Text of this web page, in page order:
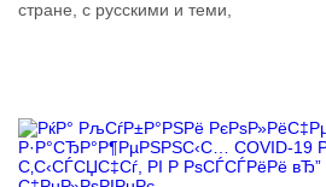
стране, с русскими и теми,